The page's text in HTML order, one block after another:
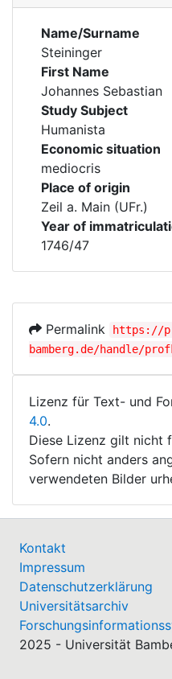
Name/Surname
Steininger
First Name
Johannes Sebastian
Study Subject
Humanista
Economic situation
mediocris
Place of origin
Zeil a. Main (UFr.)
Year of
1746/47
Permalink
https://
bamberg.de/handle/
Lizenz für Text- und
4.0.
Diese Lizenz gilt nicht
Sofern nicht anders
verwendeten Bilder
Kontakt
Impressum
Datenschutzerklärung
Universitätsarchiv
2025 - Universität